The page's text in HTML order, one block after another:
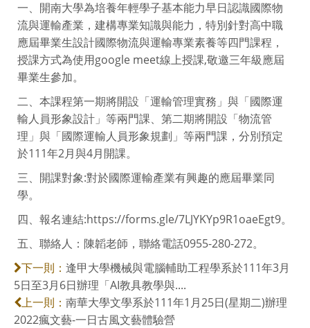
一、開南大學為培養年輕學子基本能力早日認識國際物
流與運輸產業，建構專業知識與能力，特別針對高中職
應屆畢業生設計國際物流與運輸專業素養等四門課程，
授課方式為使用google meet線上授課,敬邀三年級應屆
畢業生參加。
二、本課程第一期將開設「運輸管理實務」與「國際運
輸人員形象設計」等兩門課、第二期將開設「物流管
理」與「國際運輸人員形象規劃」等兩門課，分別預定
於111年2月與4月開課。
三、開課對象:對於國際運輸產業有興趣的應屆畢業同
學。
四、報名連結:https://forms.gle/7LJYKYp9R1oaeEgt9。
五、聯絡人：陳韜老師，聯絡電話0955-280-272。
下一則： 逢甲大學機械與電腦輔助工程學系於111年3月
5日至3月6日辦理「AI教具教學與....
上一則： 南華大學文學系於111年1月25日(星期二)辦理
2022瘋文藝-一日古風文藝體驗營